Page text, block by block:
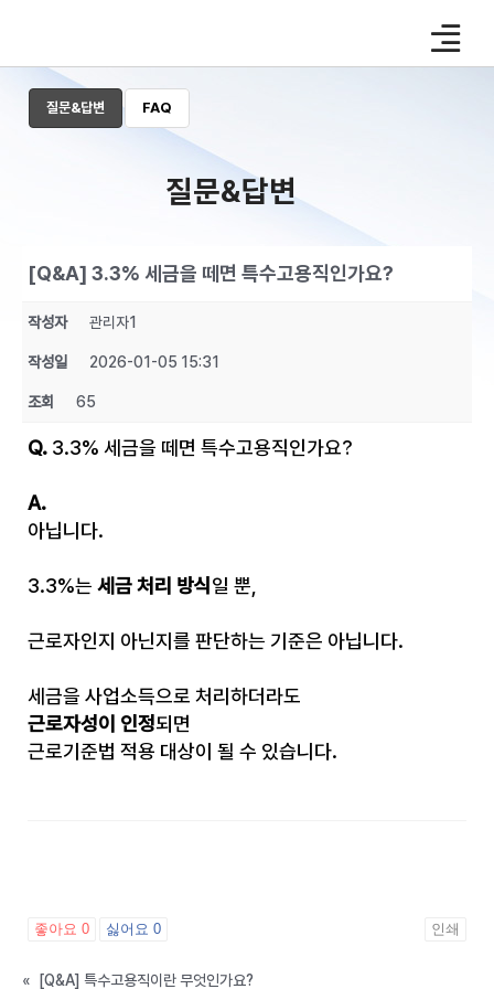
질문&답변 FAQ
질문&답변
[Q&A] 3.3% 세금을 떼면 특수고용직인가요?
작성자 관리자1
작성일 2026-01-05 15:31
조회 65
Q. 3.3% 세금을 떼면 특수고용직인가요?
A.
아닙니다.
3.3%는 세금 처리 방식 일 뿐,
근로자인지 아닌지를 판단하는 기준은 아닙니다.
세금을 사업소득으로 처리하더라도
근로자성이 인정되면
근로기준법 적용 대상이 될 수 있습니다.
좋아요 0 싫어요 0 인쇄
« [Q&A] 특수고용직이란 무엇인가요?